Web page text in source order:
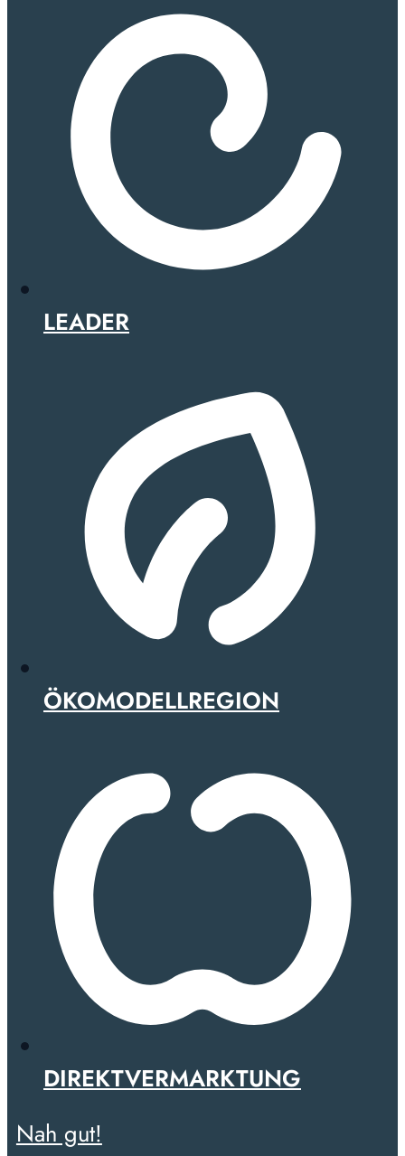
LEADER
ÖKOMODELLREGION
DIREKTVERMARKTUNG
Nah gut!